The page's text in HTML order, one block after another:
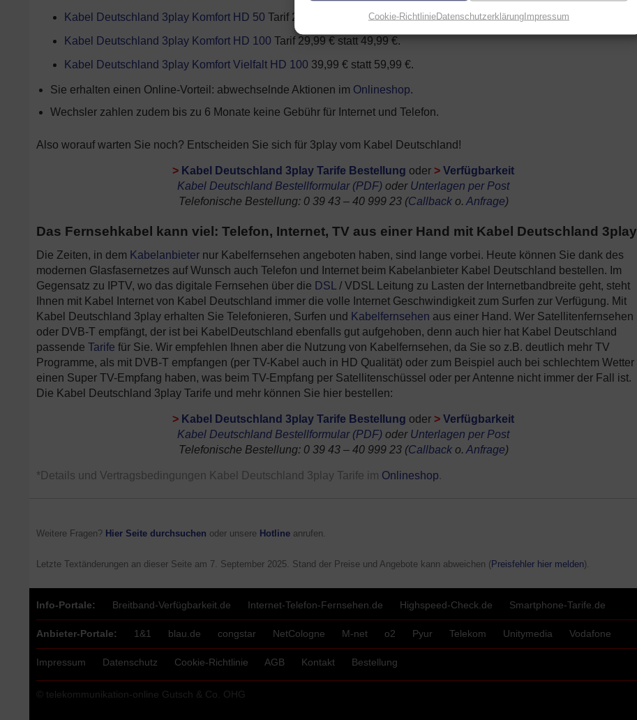
Cookie-RichtlinieDatenschutzerklärungImpressum
Kabel Deutschland 3play Komfort HD 50 Tarif 29,99 statt 44,99 €.
Kabel Deutschland 3play Komfort HD 100 Tarif 29,99 € statt 49,99 €.
Kabel Deutschland 3play Komfort Vielfalt HD 100 39,99 € statt 59,99 €.
Sie erhalten einen Online-Vorteil: abwechselnde Aktionen im Onlineshop.
Wechsler zahlen zudem bis zu 6 Monate keine Gebühr für Internet und Telefon.
Also worauf warten Sie noch? Entscheiden Sie sich für 3play vom Kabel Deutschland!
> Kabel Deutschland 3play Tarife Bestellung oder > Verfügbarkeit
Kabel Deutschland Bestellformular (PDF) oder Unterlagen per Post
Telefonische Bestellung: 0 39 43 – 40 999 23 (Callbacko. Anfrage)
Das Fernsehkabel kann viel: Telefon, Internet, TV aus einer Hand mit Kabel Deutschland 3play
Die Zeiten, in dem Kabelanbieter nur Kabelfernsehen angeboten haben, sind lange vorbei. Heute können Sie dank des
modernen Glasfasernetzes auf Wunsch auch Telefon und Internet beim Kabelanbieter Kabel Deutschland bestellen. Im
Gegensatz zu IPTV, wo das digitale Fernsehen über die DSL
/ VDSL Leitung zu Lasten der Internetbandbreite geht, steht
Ihnen mit Kabel Internet von Kabel Deutschland immer die volle Internet Geschwindigkeit zum Surfen zur Verfügung. Mit
Kabel Deutschland 3play erhalten Sie Telefonieren, Surfen und Kabelfernsehen aus einer Hand. Wer Satellitenfernsehen
oder DVB-T empfängt, der ist bei KabelDeutschland ebenfalls gut aufgehoben, denn auch hier hat Kabel Deutschland
passende Tarife für Sie. Wir empfehlen Ihnen aber die Nutzung von Kabelfernsehen, da Sie so z.B. deutlich mehr TV
Programme, als mit DVB-T empfangen (per TV-Kabel auch in HD Qualität) oder zum Beispiel auch bei schlechtem Wetter
einen Super TV-Empfang haben, was beim TV-Empfang per Satellitenschüssel oder per Antenne nicht immer der Fall ist.
Die Kabel Deutschland 3play Tarife und mehr können Sie hier bestellen:
> Kabel Deutschland 3play Tarife Bestellung oder > Verfügbarkeit
Kabel Deutschland Bestellformular (PDF) oder Unterlagen per Post
Telefonische Bestellung: 0 39 43 – 40 999 23 (Callbacko. Anfrage)
*Details und Vertragsbedingungen Kabel Deutschland 3play Tarife im Onlineshop.
Weitere Fragen? Hier Seite durchsuchen oder unsere Hotline anrufen.
Letzte Textänderungen an dieser Seite am 7. September 2025. Stand der Preise und Angebote kann abweichen (Preisfehler hier melden).
Info-Portale: Breitband-Verfügbarkeit.de Internet-Telefon-Fernsehen.de Highspeed-Check.de Smartphone-Tarife.de
Anbieter-Portale: 1&1 blau.de congstar NetCologne M-net o2 Pyur Telekom Unitymedia Vodafone
Impressum Datenschutz Cookie-Richtlinie AGB Kontakt Bestellung
© telekommunikation-online Gutsch & Co. OHG